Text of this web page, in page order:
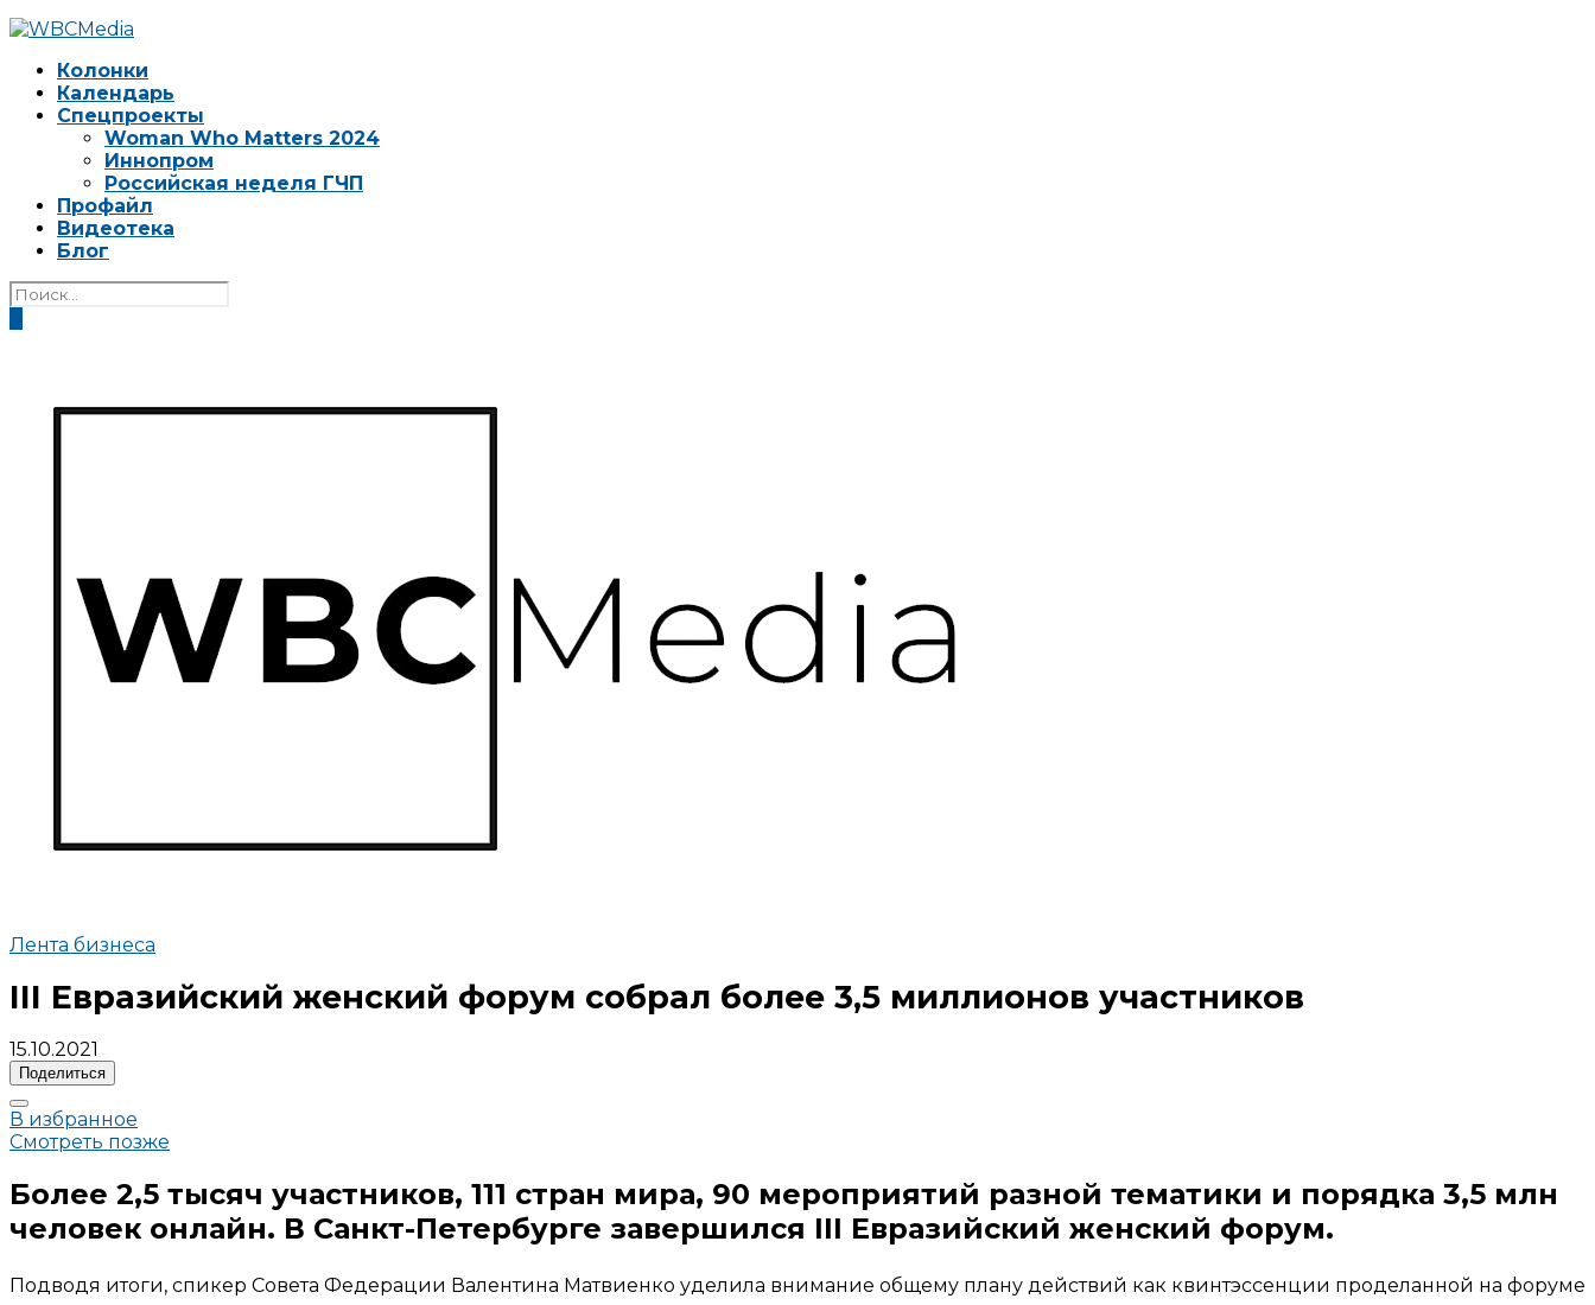
Колонки
Календарь
Спецпроекты
Woman Who Matters 2024
Иннопром
Российская неделя ГЧП
Профайл
Видеотека
Блог
Лента бизнеса
III Евразийский женский форум собрал более 3,5 миллионов участников
15.10.2021
Поделиться
В избранное
Смотреть позже
Более 2,5 тысяч участников, 111 стран мира, 90 мероприятий разной тематики и порядка 3,5 млн
человек онлайн. В Санкт-Петербурге завершился III Евразийский женский форум.
Подводя итоги, спикер Совета Федерации Валентина Матвиенко уделила внимание общему плану действий как квинтэссенции проделанной на форуме